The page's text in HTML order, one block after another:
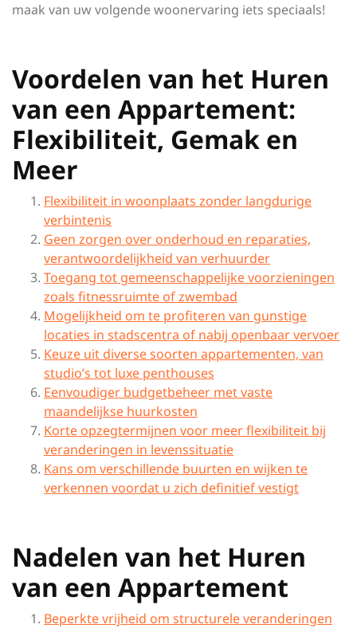
maak van uw volgende woonervaring iets speciaals!
Voordelen van het Huren
van een Appartement:
Flexibiliteit, Gemak en
Meer
Flexibiliteit in woonplaats zonder langdurige
verbintenis
Geen zorgen over onderhoud en reparaties,
verantwoordelijkheid van verhuurder
Toegang tot gemeenschappelijke voorzieningen
zoals fitnessruimte of zwembad
Mogelijkheid om te profiteren van gunstige
locaties in stadscentra of nabij openbaar vervoer
Keuze uit diverse soorten appartementen, van
studio’s tot luxe penthouses
Eenvoudiger budgetbeheer met vaste
maandelijkse huurkosten
Korte opzegtermijnen voor meer flexibiliteit bij
veranderingen in levenssituatie
Kans om verschillende buurten en wijken te
verkennen voordat u zich definitief vestigt
Nadelen van het Huren
van een Appartement
Beperkte vrijheid om structurele veranderingen